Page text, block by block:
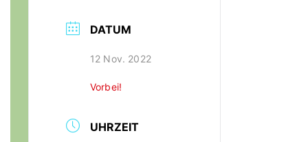
DATUM
12 Nov. 2022
Vorbei!
UHRZEIT